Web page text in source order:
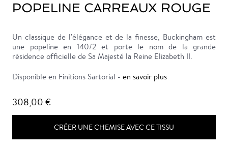
POPELINE CARREAUX ROUGE
Un classique de l'élégance et de la finesse, Buckingham est
une popeline en 140/2 et porte le nom de la grande
résidence officielle de Sa Majesté la Reine Elizabeth II.
Disponible en Finitions Sartorial - en savoir plus
308,00 €
CRÉER UNE CHEMISE AVEC CE TISSU